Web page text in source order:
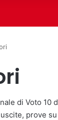
di Voto 10
prove